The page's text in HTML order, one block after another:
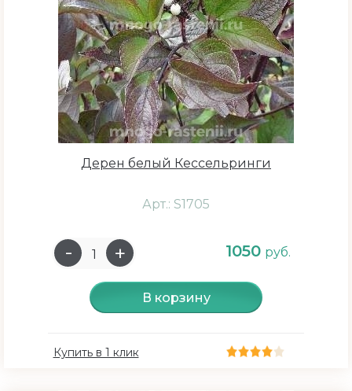
Дерен белый Кессельринги
Арт.: S1705
1050 руб.
В корзину
Купить в 1 клик